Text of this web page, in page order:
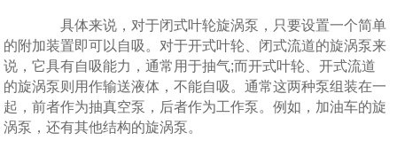
具体来说，对于闭式叶轮旋涡泵，只要设置一个简单
的附加装置即可以自吸。对于开式叶轮、闭式流道的旋涡泵来
说，它具有自吸能力，通常用于抽气;而开式叶轮、开式流道
的旋涡泵则用作输送液体，不能自吸。通常这两种泵组装在一
起，前者作为抽真空泵，后者作为工作泵。例如，加油车的旋
涡泵，还有其他结构的旋涡泵。